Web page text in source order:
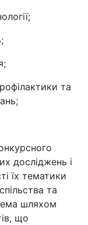
та
досліджень і
їх тематики
та
шляхом
що